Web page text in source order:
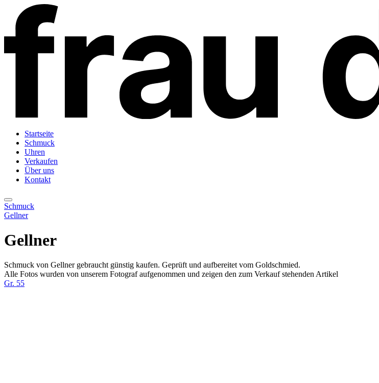
Startseite
Schmuck
Uhren
Verkaufen
Über uns
Kontakt
Schmuck
Gellner
Gellner
Schmuck von Gellner gebraucht günstig kaufen. Geprüft und aufbereitet vom Goldschmied.
Alle Fotos wurden von unserem Fotograf aufgenommen und zeigen den zum Verkauf stehenden Artikel
Gr. 55